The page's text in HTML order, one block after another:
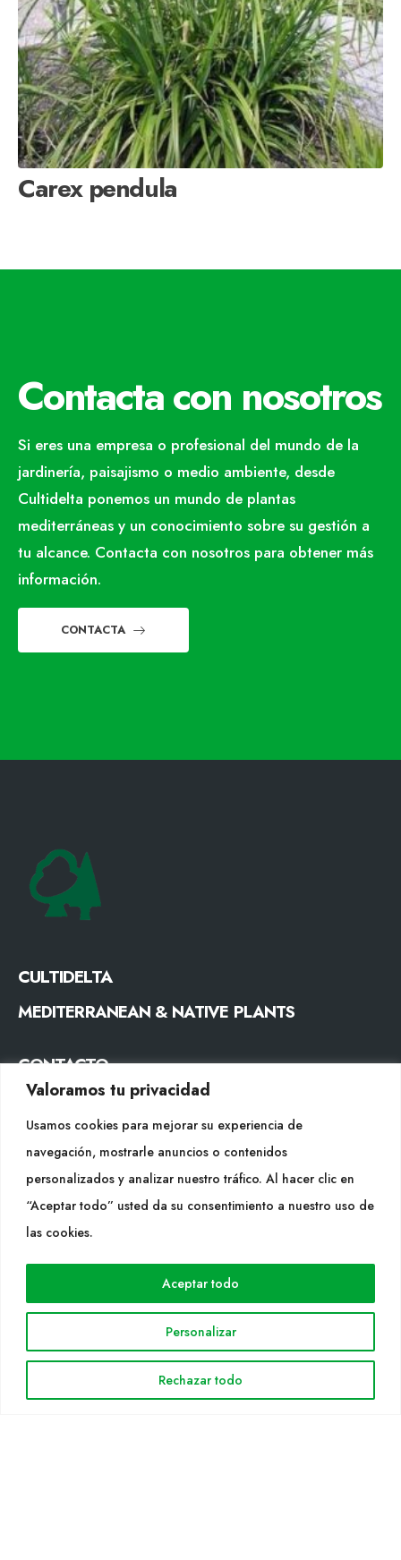
Valoramos tu privacidad
Usamos cookies para mejorar su experiencia de
navegación, mostrarle anuncios o contenidos
personalizados y analizar nuestro tráfico. Al hacer clic en
“Aceptar todo” usted da su consentimiento a nuestro uso de
las cookies.
Personalizar
Rechazar todo
Aceptar todo
Carex pendula
Contacta con nosotros
Si eres una empresa o profesional del mundo de la
jardinería, paisajismo o medio ambiente, desde
Cultidelta ponemos un mundo de plantas
mediterráneas y un conocimiento sobre su gestión a
tu alcance. Contacta con nosotros para obtener más
información.
CONTACTA
CULTIDELTA
MEDITERRANEAN & NATIVE PLANTS
CONTACTO
Tel. +34 977053013
info@cultidelta.com
SÍGUENOS
WEB
Áreas de trabajo
Solicitud Catálogo